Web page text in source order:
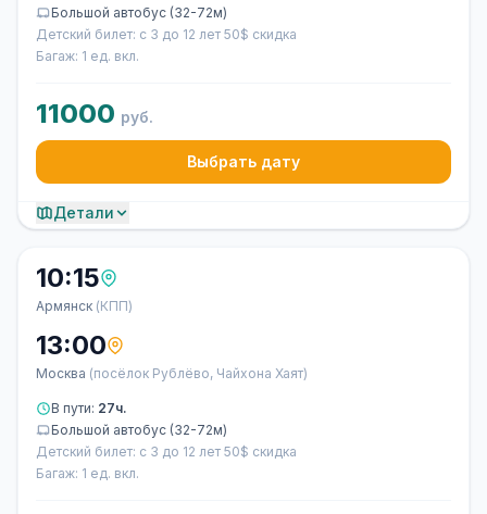
Большой автобус (32-72м)
Детский билет: с 3 до 12 лет 50$ скидка
Багаж: 1 ед. вкл.
11000 руб.
Выбрать дату
Детали
10:15
Армянск (КПП)
13:00
Москва (посёлок Рублёво, Чайхона Хаят)
В пути: 27ч.
Большой автобус (32-72м)
Детский билет: с 3 до 12 лет 50$ скидка
Багаж: 1 ед. вкл.